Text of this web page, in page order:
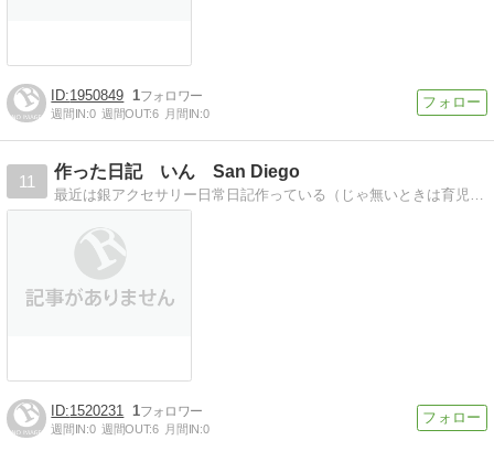
1950849 1
週間IN:0 週間OUT:6 月間IN:0
11
作った日記 いん San Diego
1520231 1
週間IN:0 週間OUT:6 月間IN:0